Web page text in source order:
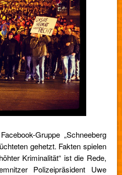
Gruppe „Schneeberg
gehetzt. Fakten spielen
Kriminalität“ ist die Rede,
Polizeipräsident Uwe